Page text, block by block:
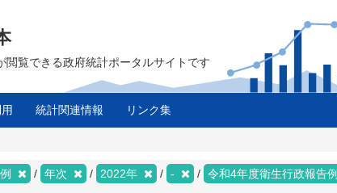
閲覧できる政府統計ポータルサイトです
統計関連情報 リンク集
年次 2022年 - 令和4年度衛生行政報告例